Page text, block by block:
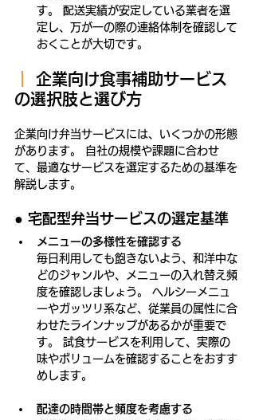
す。 配送実績が安定している業者を選
定し、万が一の際の連絡体制を確認して
おくことが大切です。
企業向け食事補助サービス
の選択肢と選び方
企業向け弁当サービスには、いくつかの形態
があります。 自社の規模や課題に合わせ
て、最適なサービスを選定するための基準を
解説します。
● 宅配型弁当サービスの選定基準
メニューの多様性を確認する
毎日利用しても飽きないよう、和洋中な
どのジャンルや、メニューの入れ替え頻
度を確認しましょう。 ヘルシーメニュ
ーやガッツリ系など、従業員の属性に合
わせたラインナップがあるかが重要で
す。 試食サービスを利用して、実際の
味やボリュームを確認することをおすす
めします。
配達の時間帯と頻度を考慮する